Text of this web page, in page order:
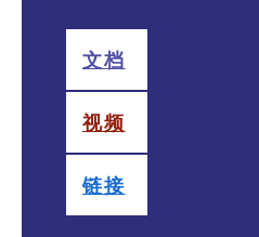
文档
视频
链接